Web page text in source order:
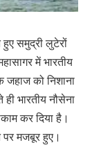
हुए समुद्री लुटेरों
में भारतीय
जहाज को निशाना
भारतीय नौसेना
कर दिया है।
पर मजबूर हुए।